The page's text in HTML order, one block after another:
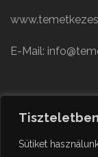
Sütiket
E-Mail: